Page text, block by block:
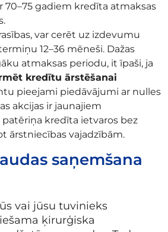
70–75 gadiem kredīta atmaksas
var cerēt uz izdevumu
12–36 mēneši. Dažas
atmaksas periodu, it īpaši, ja
kredītu ārstēšanai
pieejami piedāvājumi ar nulles
akcijas ir jaunajiem
kredīta ietvaros bez
ārstniecības vajadzībām.
saņemšana
vai jūsu tuvinieks
ķirurģiska